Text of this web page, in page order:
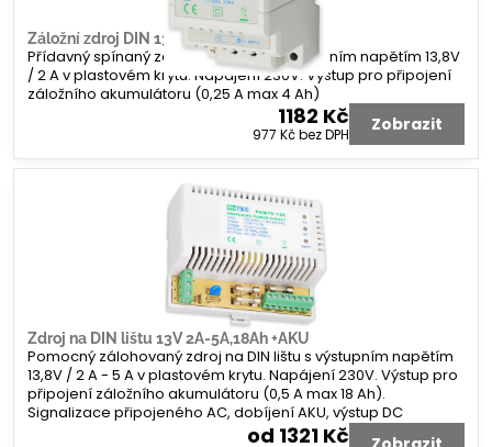
Záložní zdroj DIN 13V2A2AH
Přídavný spínaný zdroj na DIN lištu s výstupním napětím 13,8V
/ 2 A v plastovém krytu. Napájení 230V. Výstup pro připojení
záložního akumulátoru (0,25 A max 4 Ah)
1182 Kč
977 Kčbez DPH Zobrazit
Zdroj na DIN lištu 13V 2A-5A,18Ah +AKU
Pomocný zálohovaný zdroj na DIN lištu s výstupním napětím
13,8V / 2 A - 5 A v plastovém krytu. Napájení 230V. Výstup pro
připojení záložního akumulátoru (0,5 A max 18 Ah).
Signalizace připojeného AC, dobíjení AKU, výstup DC
od 1321 Kč